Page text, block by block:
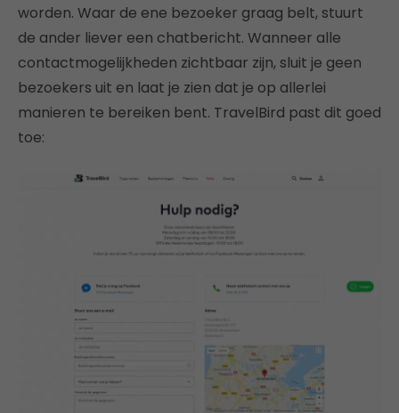
worden. Waar de ene bezoeker graag belt, stuurt
de ander liever een chatbericht. Wanneer alle
contactmogelijkheden zichtbaar zijn, sluit je geen
bezoekers uit en laat je zien dat je op allerlei
manieren te bereiken bent. TravelBird past dit goed
toe: